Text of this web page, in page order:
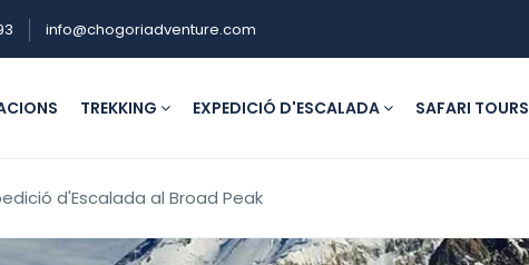
info@chogoriadventure.com
TREKKING EXPEDICIÓ D'ESCALADA SAFARI TOURS
d'Escalada al Broad Peak